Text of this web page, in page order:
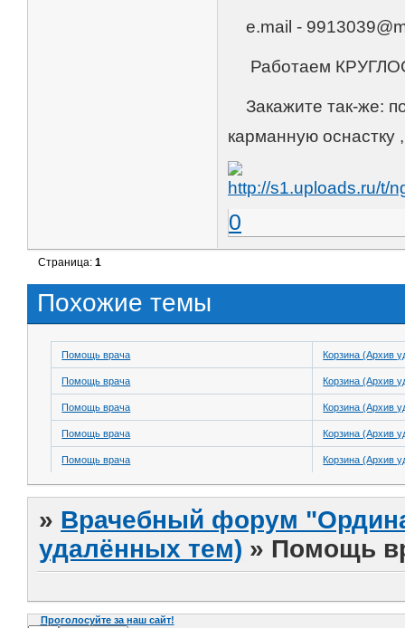
e.mail -
Работаем
Закажите так-же:
карманную
0
Страница:1
Похожие темы
Помощь врача Корзина (Архив
Помощь врача Корзина (Архив
Помощь врача Корзина (Архив
Помощь врача Корзина (Архив
Помощь врача Корзина (Архив
» Врачебный форум
удалённых тем) » Помощь
Проголосуйте за наш сайт!